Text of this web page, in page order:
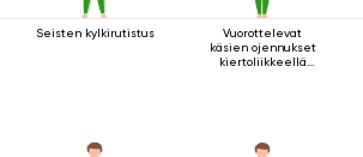
Seisten kylkirutistus
Vuorottelevat
käsien ojennukset
kiertoliikkeellä